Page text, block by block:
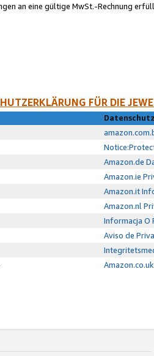
an eine gültige MwSt.-Rechnung
FÜR DIE
Amazon.de
Amazon.ie
Amazon.it
Amazon.nl
Informacja O
Aviso de